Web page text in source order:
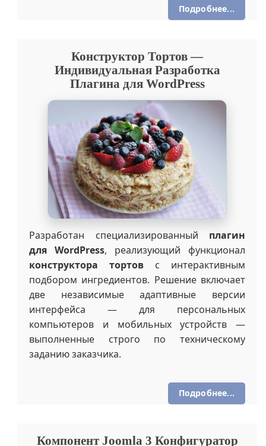
Подробнее...
Конструктор Тортов —
Индивидуальная Разработка
Плагина для WordPress
Разработан специализированный плагин
для WordPress, реализующий функционал
конструктора тортов с интерактивным
подбором ингредиентов. Решение включает
две независимые адаптивные версии
интерфейса — для персональных
компьютеров и мобильных устройств —
выполненные строго по техническому
заданию заказчика.
Подробнее...
Компонент Joomla 3 Конфигуратор